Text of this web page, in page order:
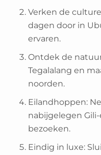
Verken de
dagen door in
ervaren.
Ontdek de
Tegalalang en
noorden.
Eilandhoppen:
nabijgelegen
bezoeken.
Eindig in luxe: